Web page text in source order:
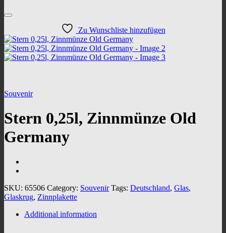
Zu Wunschliste hinzufügen
Souvenir
Stern 0,25l, Zinnmünze Old
Germany
SKU: 65506 Category: Souvenir Tags: Deutschland, Glas,
Glaskrug, Zinnplakette
Additional information